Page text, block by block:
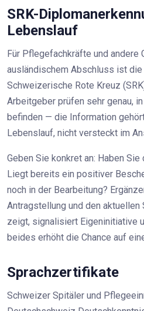
SRK-
Lebenslauf
Für Pflegefachkräfte und andere
ausländischem Abschluss ist die
Schweizerische Rote Kreuz
Arbeitgeber prüfen sehr genau,
befinden — die Information
Lebenslauf, nicht versteckt im
Geben Sie konkret an: Haben
Liegt bereits ein positiver
noch in der Bearbeitung?
Antragstellung und den aktuellen
zeigt, signalisiert Eigeninitiative
beides erhöht die Chance auf
Sprachzertifikate
Schweizer Spitäler und